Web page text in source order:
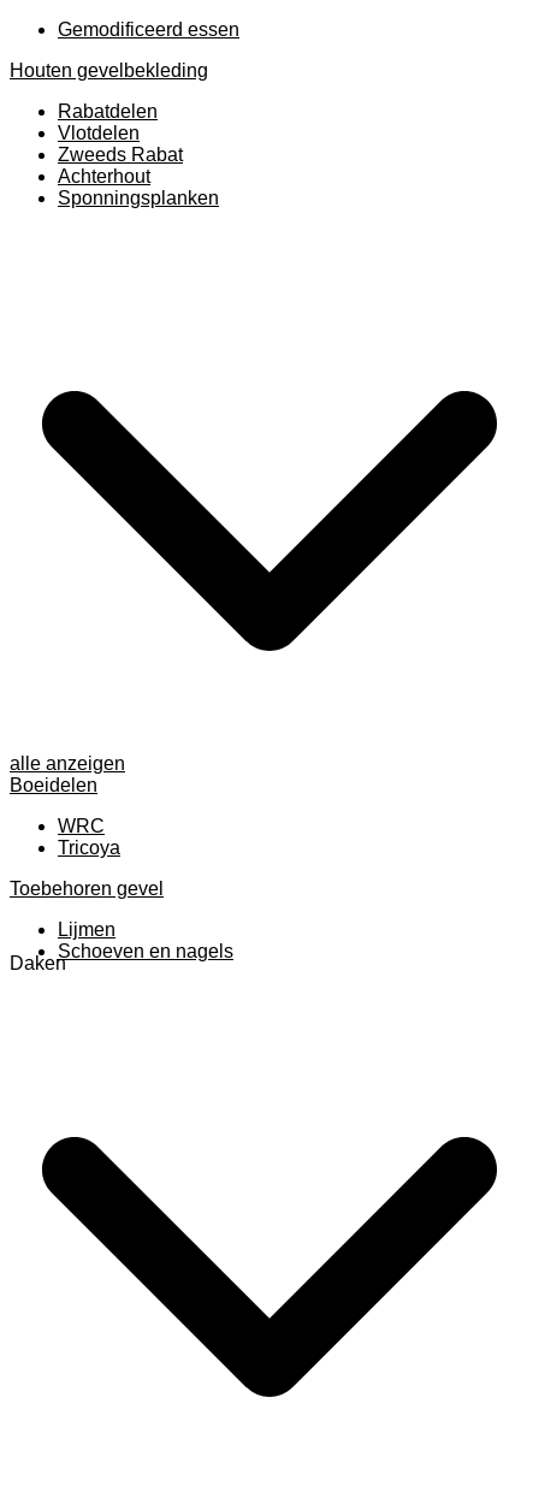
Gemodificeerd essen
Houten gevelbekleding
Rabatdelen
Vlotdelen
Zweeds Rabat
Achterhout
Sponningsplanken
alle anzeigen
Boeidelen
WRC
Tricoya
Toebehoren gevel
Lijmen
Schoeven en nagels
Daken